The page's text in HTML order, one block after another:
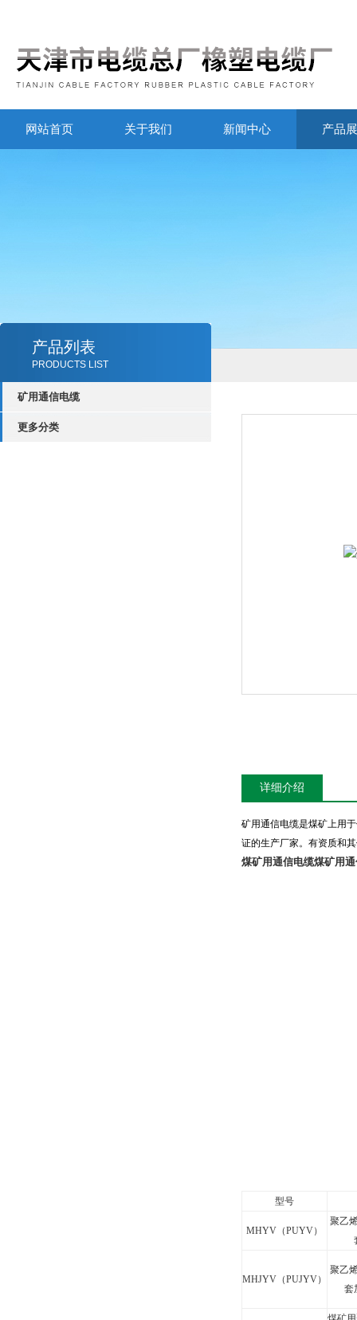
网站首页 关于我们 新闻中心 产品
产品列表
PRODUCTS LIST
矿用通信电缆
更多分类
详细介绍
矿用通信电缆是煤矿上用
证的生产厂家。有资质和
煤矿用通信电缆煤矿用
型号
MHYV （PUYV）
聚乙
MHJYV （PUJYV）
聚乙
套